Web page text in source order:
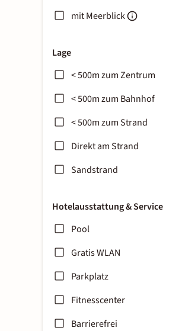
mit Meerblick
Lage
< 500m zum Zentrum
< 500m zum Bahnhof
< 500m zum Strand
Direkt am Strand
Sandstrand
Hotelausstattung & Service
Pool
Gratis WLAN
Parkplatz
Fitnesscenter
Barrierefrei